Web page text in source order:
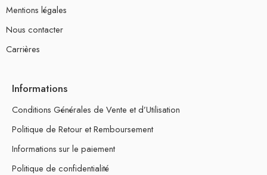
Mentions légales
Nous contacter
Carrières
Informations
Conditions Générales de Vente et d’Utilisation
Politique de Retour et Remboursement
Informations sur le paiement
Politique de confidentialité